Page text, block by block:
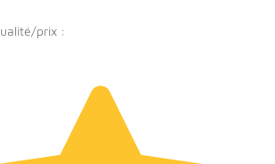
prix :